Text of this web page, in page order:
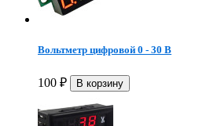
Вольтметр цифровой 0 - 30 В
100 ₽